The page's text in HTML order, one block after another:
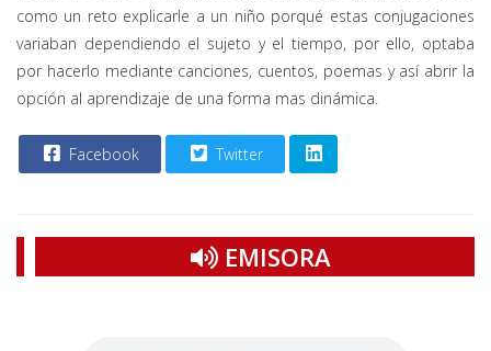
como un reto explicarle a un niño porqué estas conjugaciones
variaban dependiendo el sujeto y el tiempo, por ello, optaba
por hacerlo mediante canciones, cuentos, poemas y así abrir la
opción al aprendizaje de una forma mas dinámica.
Facebook Twitter
EMISORA